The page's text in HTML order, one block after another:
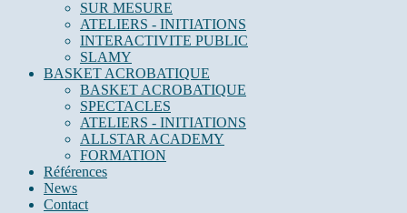
SUR MESURE
ATELIERS - INITIATIONS
INTERACTIVITE PUBLIC
SLAMY
BASKET ACROBATIQUE
BASKET ACROBATIQUE
SPECTACLES
ATELIERS - INITIATIONS
ALLSTAR ACADEMY
FORMATION
Références
News
Contact